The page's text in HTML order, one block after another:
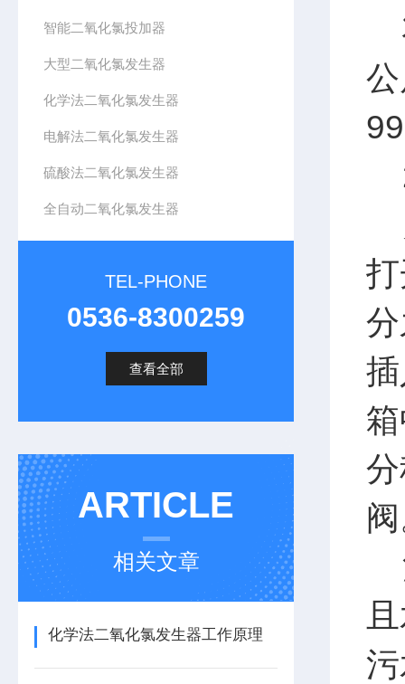
智能二氧化氯投加器
大型二氧化氯发生器
化学法二氧化氯发生器
电解法二氧化氯发生器
硫酸法二氧化氯发生器
全自动二氧化氯发生器
TEL-PHONE
0536-8300259
查看全部
ARTICLE
相关文章
化学法二氧化氯发生器工作原理